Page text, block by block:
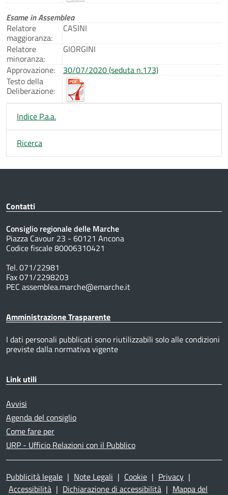
Esame in Assemblea
Relatore
maggioranza:
CASINI
Relatore
minoranza:
GIORGINI
Approvazione:
30/07/2020 (seduta n.173)
Testo della
Deliberazione:
Indice P.a.a.
Ricerca
Contatti
Consiglio regionale delle Marche
Piazza Cavour 23 - 60121 Ancona
Codice fiscale 80006310421
Tel. 071/22981
Fax 071/2298203
PEC assemblea.marche@emarche.it
Amministrazione Trasparente
I dati personali pubblicati sono riutilizzabili solo alle condizioni
previste dalla normativa vigente
Link utili
Avvisi
Agenda del consiglio
Come fare per
URP - Ufficio Relazioni con il Pubblico
Pubblicità legale | Note Legali | Cookie | Privacy |
Accessibilità | Dichiarazione di accessibilità | Mappa del